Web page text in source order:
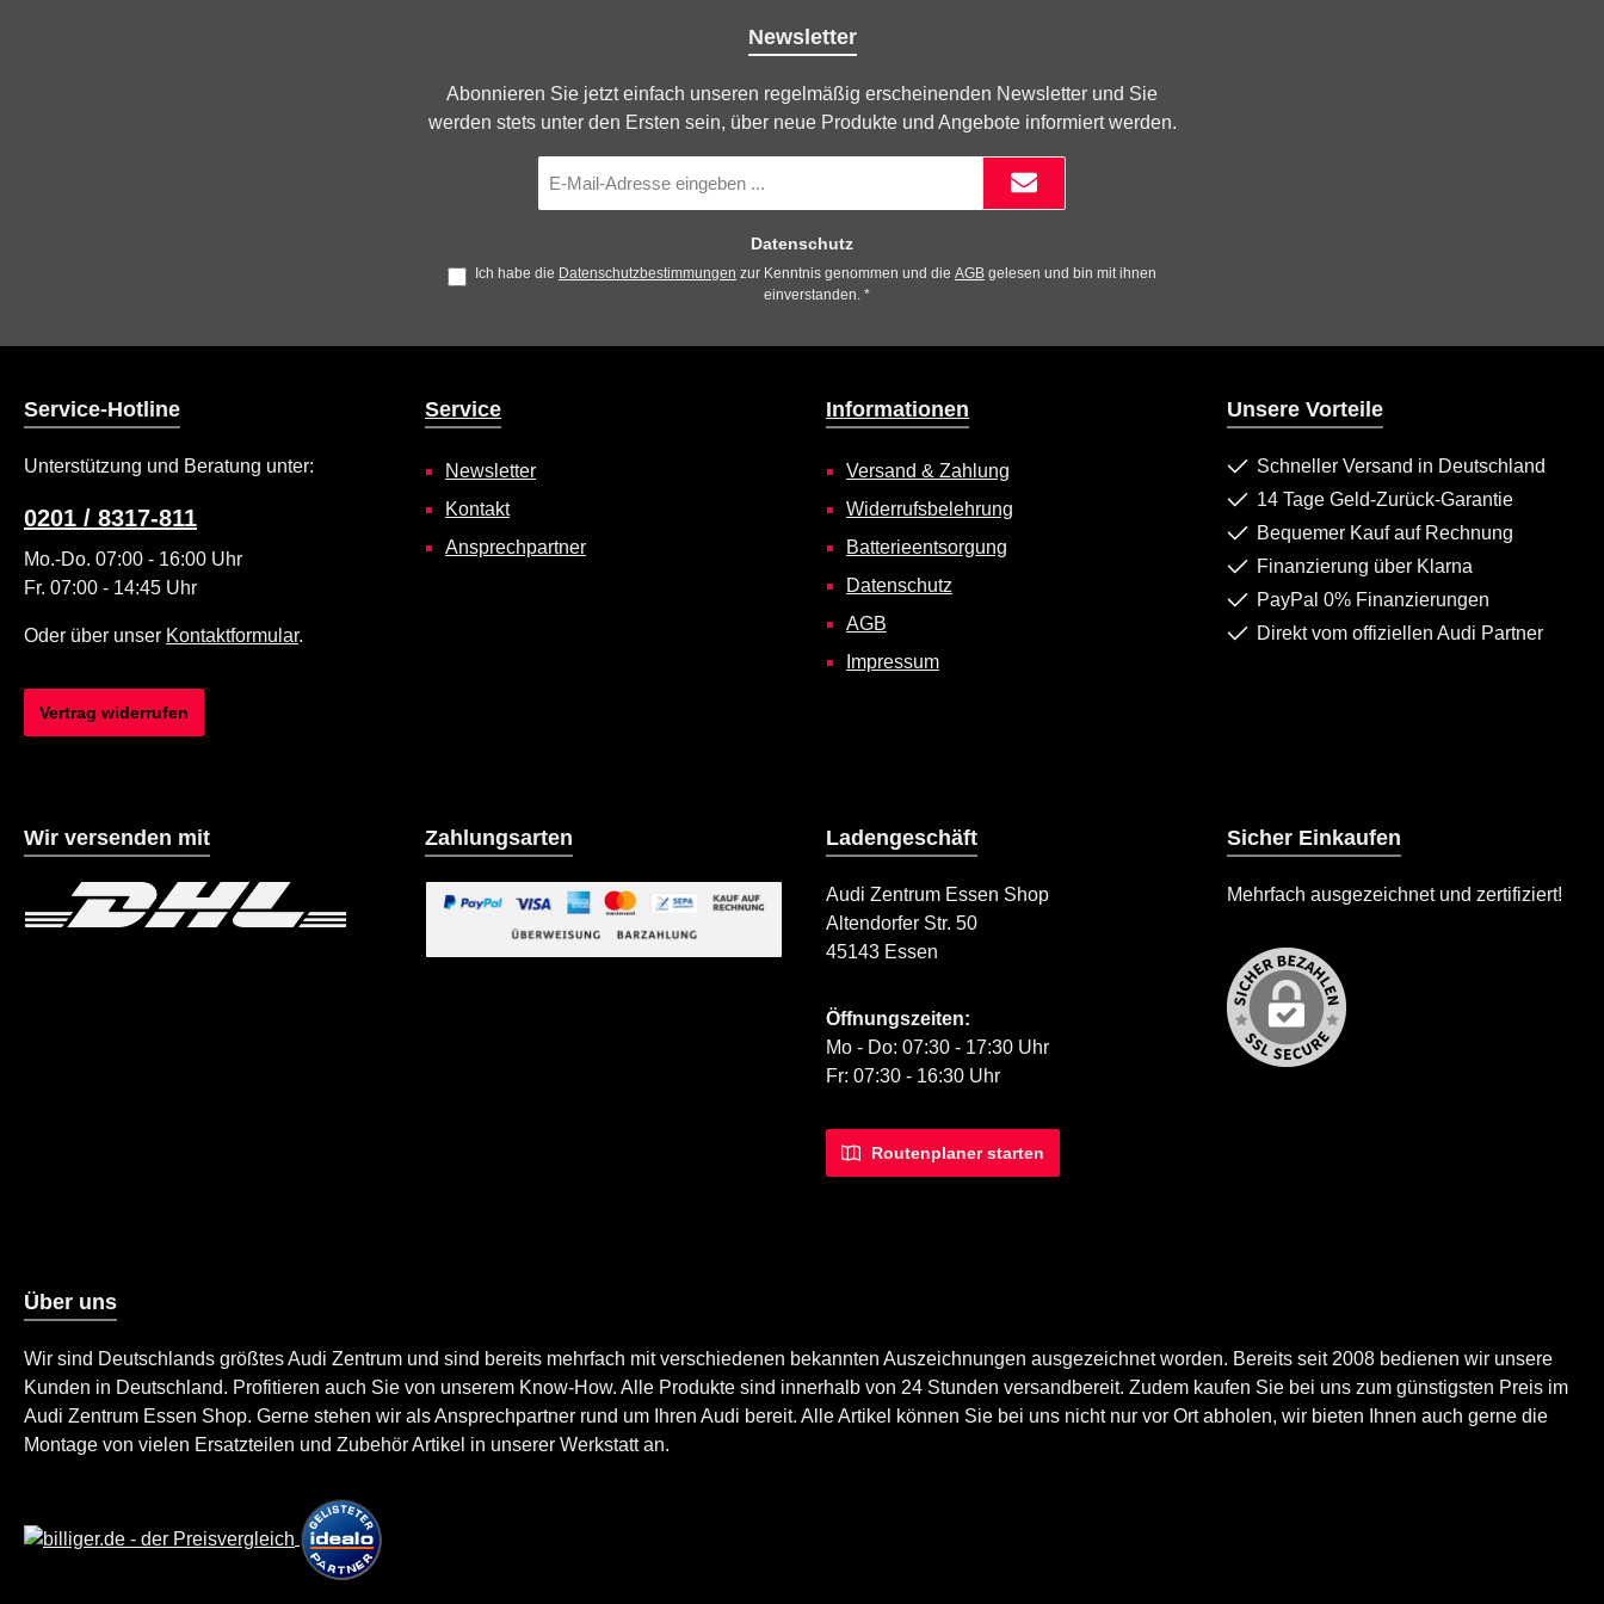
Newsletter
Abonnieren Sie jetzt einfach unseren regelmäßig erscheinenden Newsletter und Sie
werden stets unter den Ersten sein, über neue Produkte und Angebote informiert werden.
Mail-
Datenschutz
Ich habe die Datenschutzbestimmungen zur Kenntnis genommen und die AGB gelesen und bin mit ihnen
einverstanden. *
Service-Hotline
Unterstützung und Beratung unter:
0201 / 8317-811
Mo.-Do. 07:00 - 16:00 Uhr
Fr. 07:00 - 14:45 Uhr
Oder über unser Kontaktformular.
Vertrag widerrufen
Service
Newsletter
Kontakt
Ansprechpartner
Informationen
Versand & Zahlung
Widerrufsbelehrung
Batterieentsorgung
Datenschutz
AGB
Impressum
Unsere Vorteile
Schneller Versand in Deutschland
14 Tage Geld-Zurück-Garantie
Bequemer Kauf auf Rechnung
Finanzierung über Klarna
PayPal 0% Finanzierungen
Direkt vom offiziellen Audi Partner
Wir versenden mit
Benutzerdefiniertes Bild 2
Zahlungsarten Ladengeschäft
Audi Zentrum Essen Shop
Altendorfer Str. 50
45143 Essen
Öffnungszeiten:
Mo - Do: 07:30 - 17:30 Uhr
Fr: 07:30 - 16:30 Uhr
Routenplaner starten
Sicher Einkaufen
Mehrfach ausgezeichnet und zertifiziert!
Über uns
Wir sind Deutschlands größtes Audi Zentrum und sind bereits mehrfach mit verschiedenen bekannten Auszeichnungen ausgezeichnet worden. Bereits seit 2008 bedienen wir unsere
Kunden in Deutschland. Profitieren auch Sie von unserem Know-How. Alle Produkte sind innerhalb von 24 Stunden versandbereit. Zudem kaufen Sie bei uns zum günstigsten Preis im
Audi Zentrum Essen Shop. Gerne stehen wir als Ansprechpartner rund um Ihren Audi bereit. Alle Artikel können Sie bei uns nicht nur vor Ort abholen, wir bieten Ihnen auch gerne die
Montage von vielen Ersatzteilen und Zubehör Artikel in unserer Werkstatt an.